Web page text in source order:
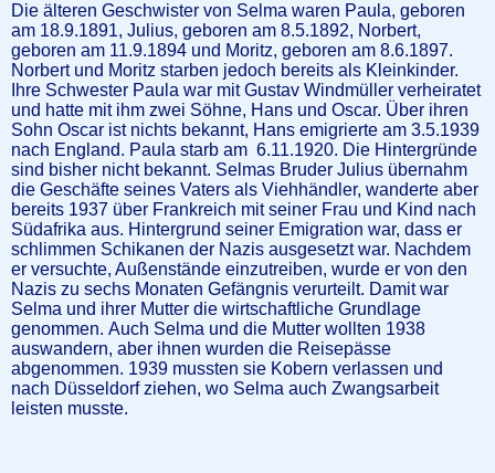
Die älteren Geschwister von Selma waren Paula, geboren
am 18.9.1891, Julius, geboren am 8.5.1892, Norbert,
geboren am 11.9.1894 und Moritz, geboren am 8.6.1897.
Norbert und Moritz starben jedoch bereits als Kleinkinder.
Ihre Schwester Paula war mit Gustav Windmüller verheiratet
und hatte mit ihm zwei Söhne, Hans und Oscar. Über ihren
Sohn Oscar ist nichts bekannt, Hans emigrierte am 3.5.1939
nach England. Paula starb am 6.11.1920. Die Hintergründe
sind bisher nicht bekannt. Selmas Bruder Julius übernahm
die Geschäfte seines Vaters als Viehhändler, wanderte aber
bereits 1937 über Frankreich mit seiner Frau und Kind nach
Südafrika aus. Hintergrund seiner Emigration war, dass er
schlimmen Schikanen der Nazis ausgesetzt war. Nachdem
er versuchte, Außenstände einzutreiben, wurde er von den
Nazis zu sechs Monaten Gefängnis verurteilt. Damit war
Selma und ihrer Mutter die wirtschaftliche Grundlage
genommen. Auch Selma und die Mutter wollten 1938
auswandern, aber ihnen wurden die Reisepässe
abgenommen. 1939 mussten sie Kobern verlassen und
nach Düsseldorf ziehen, wo Selma auch Zwangsarbeit
leisten musste.